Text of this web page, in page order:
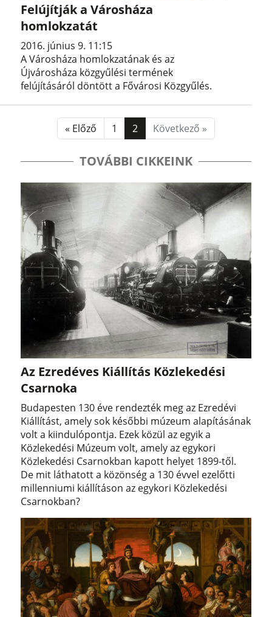
Felújítják a Városháza
homlokzatát
2016. június 9. 11:15
A Városháza homlokzatának és az
Újvárosháza közgyűlési termének
felújításáról döntött a Fővárosi Közgyűlés.
« Előző 1 2 Következő »
TOVÁBBI CIKKEINK
Az Ezredéves Kiállítás Közlekedési
Csarnoka
Budapesten 130 éve rendezték meg az Ezredévi
Kiállítást, amely sok későbbi múzeum alapításának
volt a kiindulópontja. Ezek közül az egyik a
Közlekedési Múzeum volt, amely az egykori
Közlekedési Csarnokban kapott helyet 1899-től.
De mit láthatott a közönség a 130 évvel ezelőtti
millenniumi kiállításon az egykori Közlekedési
Csarnokban?